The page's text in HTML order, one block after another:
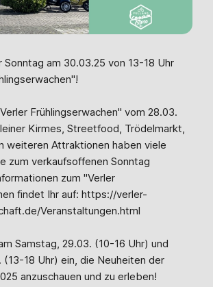
Sonntag am 30.03.25 von 13-18 Uhr
Frühlingserwachen" vom 28.03.
Kirmes, Streetfood, Trödelmarkt,
weiteren Attraktionen haben viele
zum verkaufsoffenen Sonntag
zum "Verler
findet Ihr auf: https://verler-
Veranstaltungen.html
Samstag, 29.03. (10-16 Uhr) und
(13-18 Uhr) ein, die Neuheiten der
anzuschauen und zu erleben!